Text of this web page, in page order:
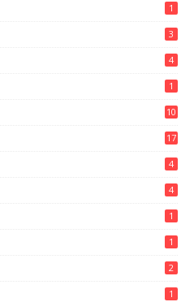
1
3
4
1
10
17
4
4
1
1
2
1